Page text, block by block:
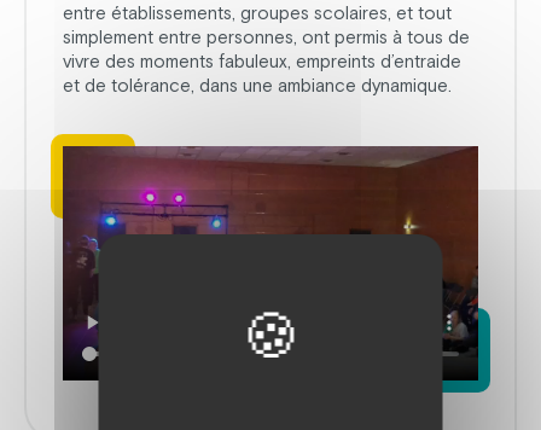
entre établissements, groupes scolaires, et tout
simplement entre personnes, ont permis à tous de
vivre des moments fabuleux, empreints d’entraide
et de tolérance, dans une ambiance dynamique.